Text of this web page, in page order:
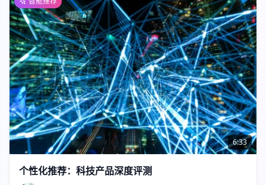
6:33
个性化推荐：科技产品深度评测